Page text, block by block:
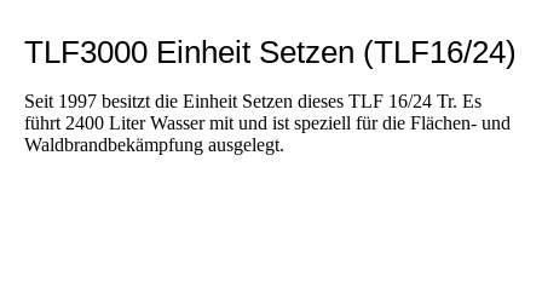
TLF3000 Einheit Setzen (TLF16/24)
Seit 1997 besitzt die Einheit Setzen dieses TLF 16/24 Tr. Es
führt 2400 Liter Wasser mit und ist speziell für die Flächen- und
Waldbrandbekämpfung ausgelegt.